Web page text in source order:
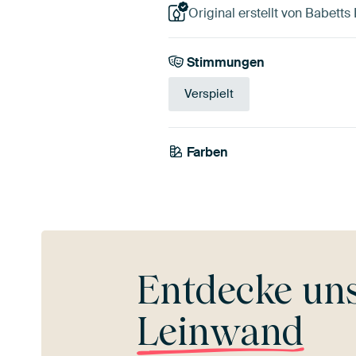
Original erstellt von Babetts
Stimmungen
Verspielt
Farben
Grau
Entdecke
Leinwand